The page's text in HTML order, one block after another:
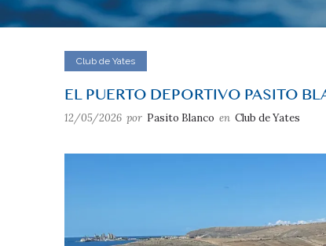
Club de Yates
EL PUERTO DEPORTIVO PASITO
12/05/2026 por Pasito Blanco en Club de Yates